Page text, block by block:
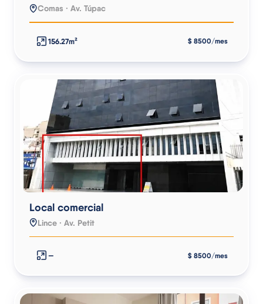
Comas · Av. Túpac
156.27m² $ 8500/mes
Local comercial
Lince · Av. Petit
— $ 8500/mes